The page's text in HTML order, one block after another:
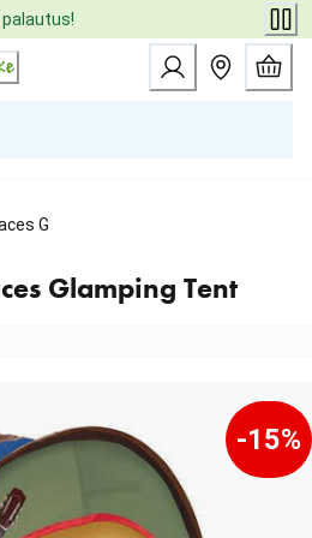
Glamping Tent
Glamping Tent
-15%